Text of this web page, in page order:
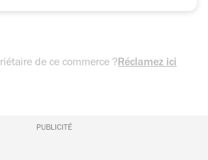
de ce commerce ?Réclamez ici
PUBLICITÉ